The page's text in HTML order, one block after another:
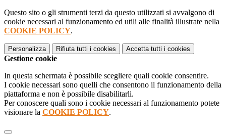
Questo sito o gli strumenti terzi da questo utilizzati si avvalgono di
cookie necessari al funzionamento ed utili alle finalità illustrate nella
COOKIE POLICY.
Personalizza Rifiuta tutti i cookies Accetta tutti i cookies
Gestione cookie
In questa schermata è possibile scegliere quali cookie consentire.
I cookie necessari sono quelli che consentono il funzionamento della
piattaforma e non è possibile disabilitarli.
Per conoscere quali sono i cookie necessari al funzionamento potete
visionare la COOKIE POLICY.